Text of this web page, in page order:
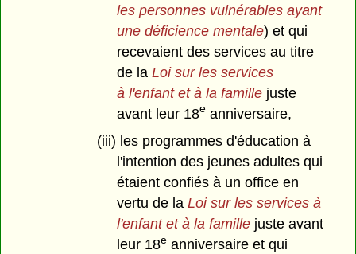
les personnes vulnérables ayant
une déficience mentale) et qui
recevaient des services au titre
de laLoi sur les services
à l'enfant et à la famillejuste
avant leur 18eanniversaire,
(iii) les programmes d'éducation à
l'intention des jeunes adultes qui
étaient confiés à un office en
vertu de laLoi sur les services à
l'enfant et à la famillejuste avant
leur 18eanniversaire et qui